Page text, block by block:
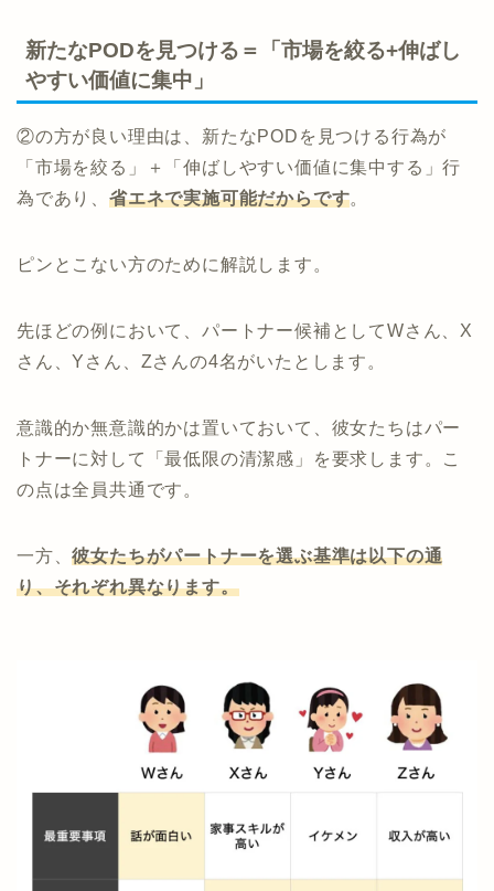
新たなPODを見つける＝「市場を絞る+伸ばし
やすい価値に集中」
②の方が良い理由は、新たなPODを見つける行為が
「市場を絞る」＋「伸ばしやすい価値に集中する」行
為であり、 省エネで実施可能だからです。
ピンとこない方のために解説します。
先ほどの例において、パートナー候補としてWさん、X
さん、Yさん、Zさんの4名がいたとします。
意識的か無意識的かは置いておいて、彼女たちはパー
トナーに対して「最低限の清潔感」を要求します。こ
の点は全員共通です。
一方、彼女たちがパートナーを選ぶ基準は以下の通
り、それぞれ異なります。